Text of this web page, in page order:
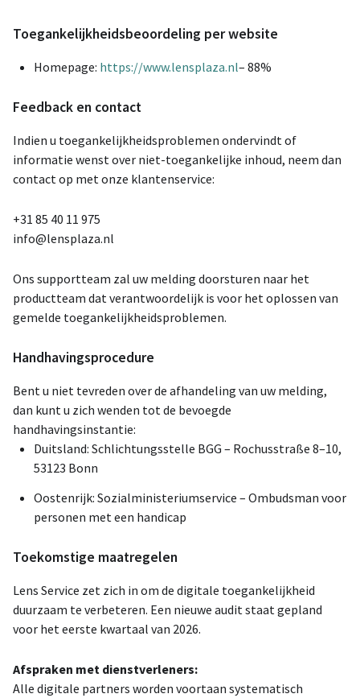
Toegankelijkheidsbeoordeling per website
Homepage: https://www.lensplaza.nl– 88%
Feedback en contact
Indien u toegankelijkheidsproblemen ondervindt of
informatie wenst over niet-toegankelijke inhoud, neem dan
contact op met onze klantenservice:
+31 85 40 11 975
info@lensplaza.nl
Ons supportteam zal uw melding doorsturen naar het
productteam dat verantwoordelijk is voor het oplossen van
gemelde toegankelijkheidsproblemen.
Handhavingsprocedure
Bent u niet tevreden over de afhandeling van uw melding,
dan kunt u zich wenden tot de bevoegde
handhavingsinstantie:
Duitsland: Schlichtungsstelle BGG – Rochusstraße 8–10,
53123 Bonn
Oostenrijk: Sozialministeriumservice – Ombudsman voor
personen met een handicap
Toekomstige maatregelen
Lens Service zet zich in om de digitale toegankelijkheid
duurzaam te verbeteren. Een nieuwe audit staat gepland
voor het eerste kwartaal van 2026.
Afspraken met dienstverleners:
Alle digitale partners worden voortaan systematisch